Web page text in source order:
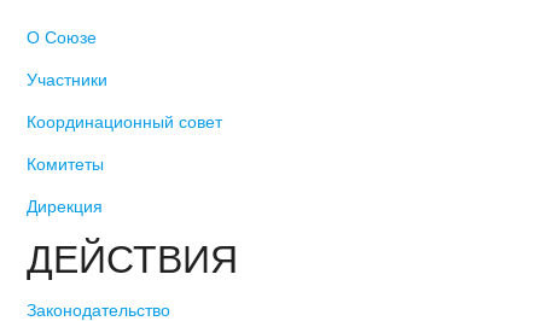
О Союзе
Участники
Координационный совет
Комитеты
Дирекция
ДЕЙСТВИЯ
Законодательство